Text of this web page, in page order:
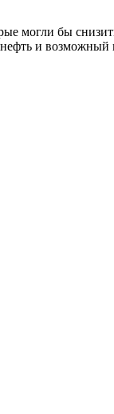
могли бы
и возможный